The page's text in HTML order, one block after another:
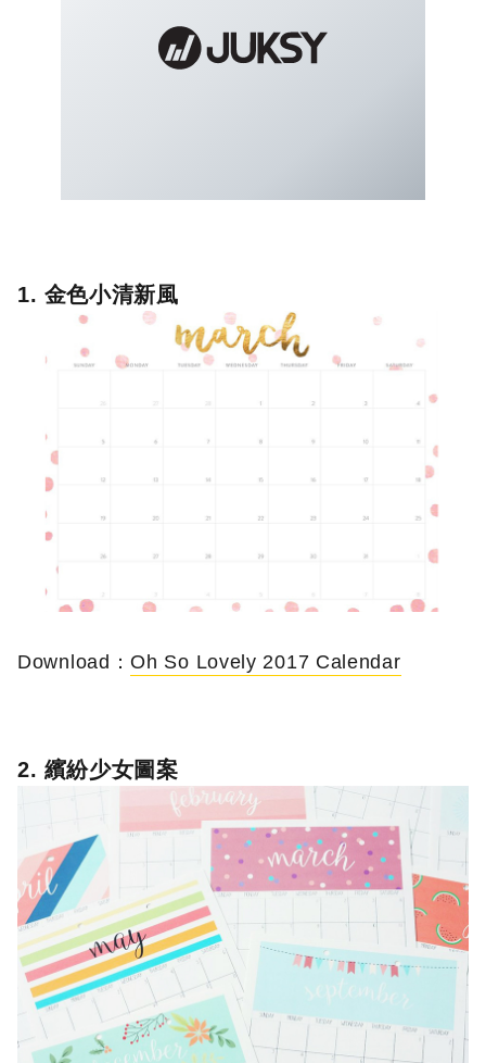
1. 金色小清新風
Download：Oh So Lovely 2017 Calendar
2. 繽紛少女圖案